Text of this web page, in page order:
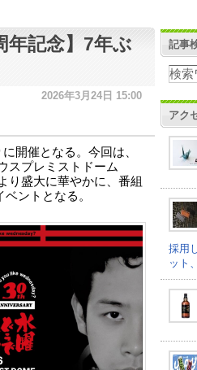
年記念】7年ぶ
2026年3月24日 15:00
開催となる。今回は、
スプレミストドーム
り盛大に華やかに、番組
ントとなる。
記事
アク
採用
ット